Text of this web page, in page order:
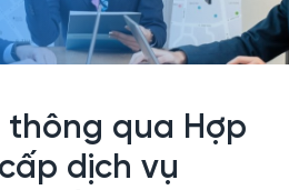
thông qua Hợp
dịch vụ